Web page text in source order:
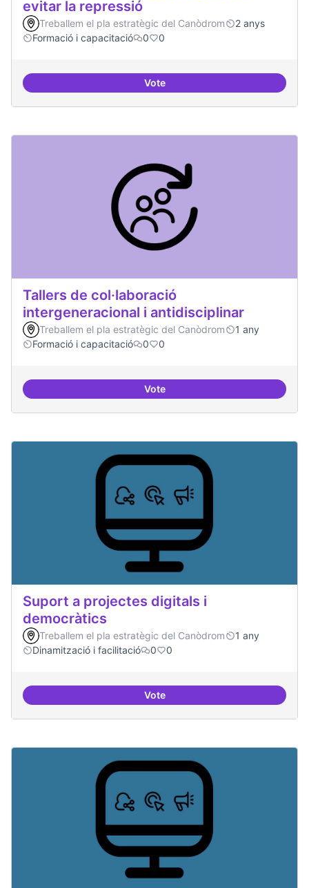
evitar la repressió
Treballem el pla estratègic del Canòdrom
2 anys
Formació i capacitació
0 0
VoteTècniques de seguretat digital
Tallers de col·laboració
intergeneracional i antidisciplinar
Treballem el pla estratègic del Canòdrom
1 any
Formació i capacitació
0 0
VoteTallers de col·laboració
Suport a projectes digitals i
democràtics
Treballem el pla estratègic del Canòdrom
1 any
Dinamització i facilitació
0 0
VoteSuport a projectes digitals i